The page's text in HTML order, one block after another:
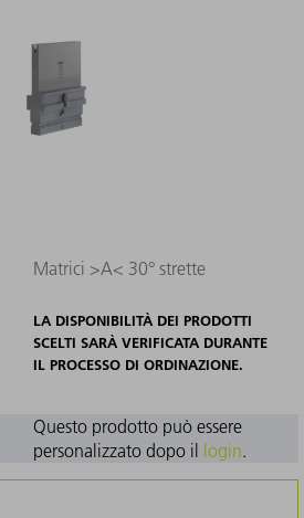
Matrici >A< 30° strette
LA DISPONIBILITÀ DEI PRODOTTI
SCELTI SARÀ VERIFICATA DURANTE
IL PROCESSO DI ORDINAZIONE.
Questo prodotto può essere
personalizzato dopo il
login.